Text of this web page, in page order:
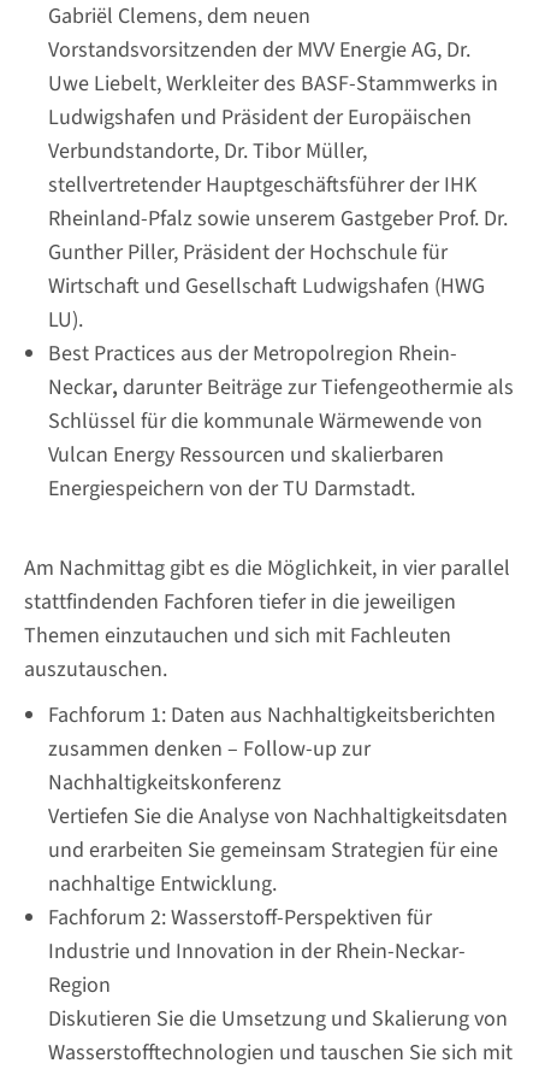
Gabriël Clemens, dem neuen
Vorstandsvorsitzenden der MVV Energie AG, Dr.
Uwe Liebelt, Werkleiter des BASF-Stammwerks in
Ludwigshafen und Präsident der Europäischen
Verbundstandorte, Dr. Tibor Müller,
stellvertretender Hauptgeschäftsführer der IHK
Rheinland-Pfalz sowie unserem Gastgeber Prof. Dr.
Gunther Piller, Präsident der Hochschule für
Wirtschaft und Gesellschaft Ludwigshafen (HWG
LU).
Best Practices aus der Metropolregion Rhein-
Neckar, darunter Beiträge zur Tiefengeothermie als
Schlüssel für die kommunale Wärmewende von
Vulcan Energy Ressourcen und skalierbaren
Energiespeichern von der TU Darmstadt.
Am Nachmittag gibt es die Möglichkeit, in vier parallel
stattfindenden Fachforen tiefer in die jeweiligen
Themen einzutauchen und sich mit Fachleuten
auszutauschen.
Fachforum 1: Daten aus Nachhaltigkeitsberichten
zusammen denken – Follow-up zur
Nachhaltigkeitskonferenz
Vertiefen Sie die Analyse von Nachhaltigkeitsdaten
und erarbeiten Sie gemeinsam Strategien für eine
nachhaltige Entwicklung.
Fachforum 2: Wasserstoff-Perspektiven für
Industrie und Innovation in der Rhein-Neckar-
Region
Diskutieren Sie die Umsetzung und Skalierung von
Wasserstofftechnologien und tauschen Sie sich mit